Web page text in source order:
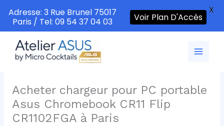
contenu
Acheter chargeur pour PC portable
Asus Chromebook CR11 Flip
CR1102FGA à Paris
Adresse: 3 Rue Brunel 75017
Paris / Tel: 09 54 37 04 03
Voir Plan D'Accès
X